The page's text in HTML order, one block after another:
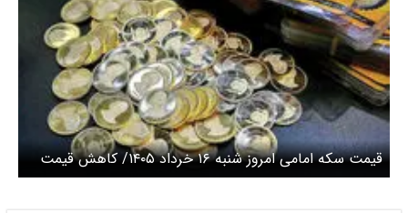
قیمت سکه امامی امروز شنبه ۱۶ خرداد ۱۴۰۵/ کاهش قیمت
سکه